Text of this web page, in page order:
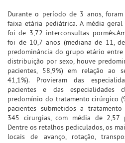
Durante o período de 3 anos,
faixa etária pediátrica. A média
foi de 3,72 interconsultas
foi de 10,7 anos (mediana de 11,
predominância do grupo etário
distribuição por sexo, houve
pacientes, 58,9%) em relação ao
41,1%). Provieram das
pacientes e das especialidades
predomínio do tratamento cirúrgico
pacientes submetidos a
345 cirurgias, com média de 2,57
Dentre os retalhos pediculados, os
locais de avanço, rotação,